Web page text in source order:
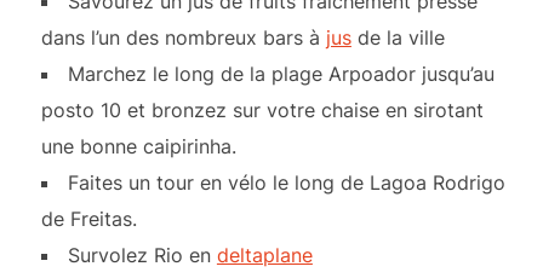
dans l’un des nombreux bars à jusde la ville
Marchez le long de la plage Arpoador jusqu’au
posto 10 et bronzez sur votre chaise en sirotant
une bonne caipirinha.
Faites un tour en vélo le long de Lagoa Rodrigo
de Freitas.
Survolez Rio en deltaplane